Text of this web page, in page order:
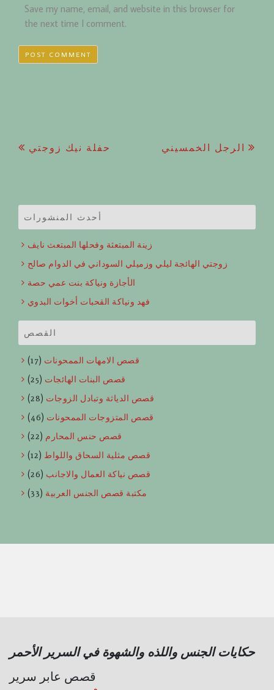
Save my name, email, and website in this browser for
the next time I comment.
Post
حفلة نيك زوجتي الرجل الخمسيني
أحدث المنشورات
زينة المبتعثة وفحلها المبتعث نايف
زوجتي الهائجة ليلي وزميلي السوداني في الدوام صالح
الأجازة ونياكة بنت عمي حصة
فهد ونياكة القحبات أخوات البدوي
القصص
قصص الامهات الممحونات (17)
قصص البنات الهائجات (25)
قصص الدياثة وتبادل الزوجات (28)
قصص المتزوجات الممحونات (46)
قصص حنس المحارم (22)
قصص مثلية السحاق واللواط (12)
قصص نياكة العمال والاجانب (26)
مكتبة قصص الجنس العربية (33)
حكايات الجنس واللذه والشهوة في السرير الأحمر